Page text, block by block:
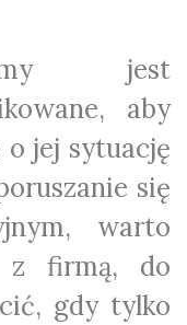
jest
aby
jej sytuację
się
warto
z firmą, do
gdy tylko